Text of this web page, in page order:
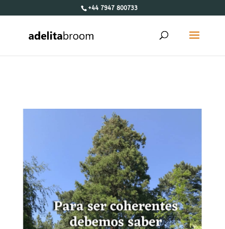
+44 7947 800733